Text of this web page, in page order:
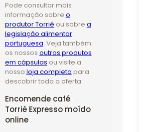
Pode consultar mais
informação sobre o
produtor Torrié ou sobre a
legislação alimentar
portuguesa. Veja também
os nossos outros produtos
em cápsulas ou visite a
nossa loja completa para
descobrir toda a oferta.
Encomende café
Torrié Expresso moído
online